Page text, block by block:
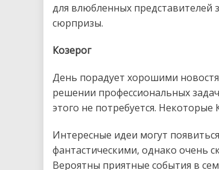
для влюбленных представителей
сюрпризы.
Козерог
День порадует хорошими
решении профессиональных
этого не потребуется.
Интересные идеи могут
фантастическими, однако очень
Вероятны приятные события в